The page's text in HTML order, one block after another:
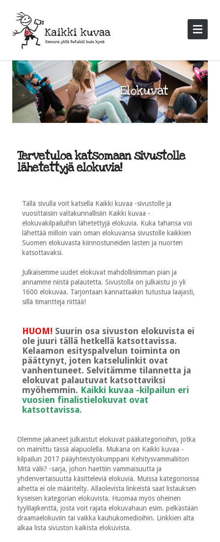
Tervetuloa katsomaan sivustolle
lähetettyjä elokuvia!
Tällä sivulla voit katsella Kaikki kuvaa -sivustolle ja
vuosittaisiin valtakunnallisiin Kaikki kuvaa -
elokuvakilpailuihin lähetettyjä elokuvia. Kuka tahansa voi
lähettää milloin vain oman elokuvansa sivustolle kaikkien
Suomen elokuvasta kiinnostuneiden lasten ja nuorten
katsottavaksi.
Julkaisemme uudet elokuvat mahdollisimman pian ja
annamme niistä palautetta. Sivustolla on julkaistu jo yli
1600 elokuvaa. Tarjontaan kannattaakin tutustua laajasti,
sillä timantteja riittää!
HUOM! Suurin osa sivuston elokuvista ei
ole juuri tällä hetkellä katsottavissa.
Kelaamon esityspalvelun toiminta on
päättynyt, joten katselulinkit ovat
vanhentuneet. Selvitämme tilannetta ja
elokuvat palautuvat katsottaviksi
myöhemmin. Kaikki kuvaa -kilpailun eri
vuosien finalistielokuvat ovat
katsottavissa.
Olemme jakaneet julkaistut elokuvat pääkategorioihin, jotka
on mainittu tässä alapuolella. Mukana on Kaikki kuvaa -
kilpailun 2017 pääyhteistyökumppani Kehitysvammaliiton
Mitä välii? -sarja, johon haettiin vammaisuutta ja
yhdenvertaisuutta käsitteleviä elokuvia. Muissa kategorioissa
aihetta ei ole määritelty. Allaolevista linkeistä saat listauksen
kyseisen kategorian elokuvista. Huomaa myös oheinen
tyylilajikenttä, josta voit rajata elokuvahaun esim. pelkästään
draamaelokuviin tai vaikka kauhukomedioihin. Linkkien alta
alkaa lista sivuston kaikista elokuvista.